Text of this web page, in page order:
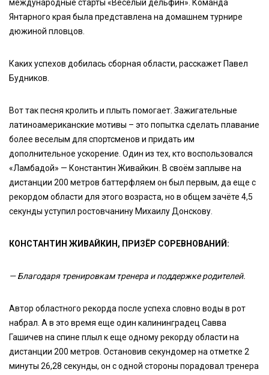
международные старты «Веселый дельфин». Команда
Янтарного края была представлена на домашнем турнире
дюжиной пловцов.
Каких успехов добилась сборная области, расскажет Павел
Будников.
Вот так песня кролить и плыть помогает. Зажигательные
латиноамериканские мотивы – это попытка сделать плавание
более веселым для спортсменов и придать им
дополнительное ускорение. Один из тех, кто воспользовался
«Ламбадой» — Константин Живайкин. В своём заплыве на
дистанции 200 метров баттерфляем он был первым, да еще с
рекордом области для этого возраста, но в общем зачёте 4,5
секунды уступил ростовчанину Михаилу Донскову.
КОНСТАНТИН ЖИВАЙКИН, ПРИЗЁР СОРЕВНОВАНИЙ:
— Благодаря тренировкам тренера и поддержке родителей.
Автор областного рекорда после успеха словно воды в рот
набрал. А в это время еще один калининградец Савва
Гашичев на спине плыл к еще одному рекорду области на
дистанции 200 метров. Остановив секундомер на отметке 2
минуты 26,28 секунды, он с одной стороны порадовал тренера